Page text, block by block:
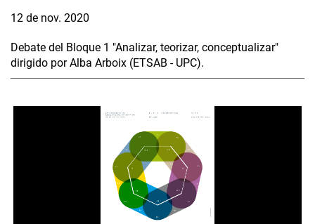
12 de nov. 2020
Debate del Bloque 1 "Analizar, teorizar, conceptualizar"
dirigido por Alba Arboix (ETSAB - UPC).